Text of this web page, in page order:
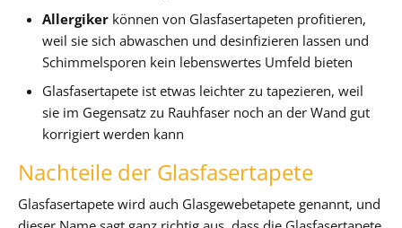
Allergiker können von Glasfasertapeten profitieren,
weil sie sich abwaschen und desinfizieren lassen und
Schimmelsporen kein lebenswertes Umfeld bieten
Glasfasertapete ist etwas leichter zu tapezieren, weil
sie im Gegensatz zu Rauhfaser noch an der Wand gut
korrigiert werden kann
Nachteile der Glasfasertapete
Glasfasertapete wird auch Glasgewebetapete genannt, und